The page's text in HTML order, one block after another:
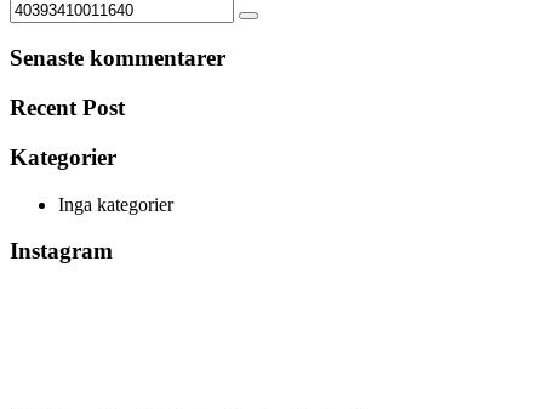
Senaste kommentarer
Recent Post
Kategorier
Inga kategorier
Instagram